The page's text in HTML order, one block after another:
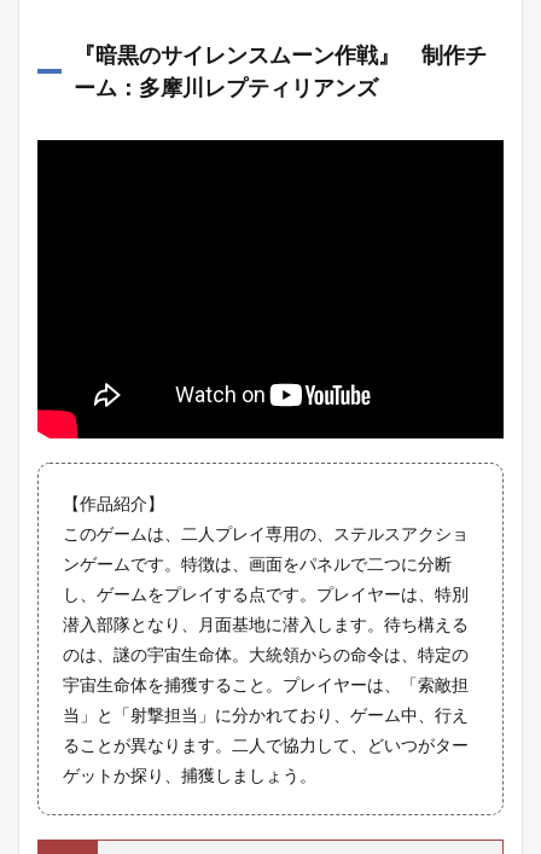
『暗黒のサイレンスムーン作戦』 制作チ
ーム：多摩川レプティリアンズ
【作品紹介】
このゲームは、二人プレイ専用の、ステルスアクショ
ンゲームです。特徴は、画面をパネルで二つに分断
し、ゲームをプレイする点です。プレイヤーは、特別
潜入部隊となり、月面基地に潜入します。待ち構える
のは、謎の宇宙生命体。大統領からの命令は、特定の
宇宙生命体を捕獲すること。プレイヤーは、「索敵担
当」と「射撃担当」に分かれており、ゲーム中、行え
ることが異なります。二人で協力して、どいつがター
ゲットか探り、捕獲しましょう。